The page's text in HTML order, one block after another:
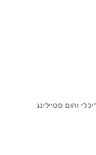
והום סטיילינג